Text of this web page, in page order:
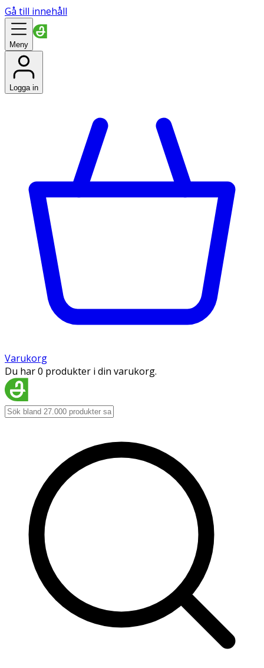
Gå till innehåll
Meny
Logga in
Varukorg
Du har 0 produkter i din varukorg.